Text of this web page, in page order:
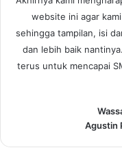
website ini agar
sehingga tampilan, isi
dan lebih baik
terus untuk mencapai
Agustin